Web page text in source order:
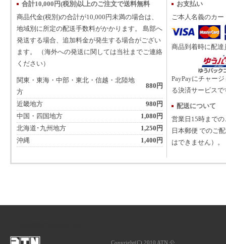
合計10,000円(税別)以上のご注文で送料無料
商品代金(税別)の合計が10,000円未満の場合は、
地域別に所定の配送手数料がかかります。 島部へ
発送する場合、追加料金が発生する場合がござい
ます。 （海外への発送に関しては当社までご連絡
ください）
関東・東海・中部・東北・信越・北陸地
方
880円
近畿地方
980円
中国・四国地方
1,080円
北海道･九州地方
1,250円
沖縄
1,400円
お支払い
ご本人名義のカ
商品到着時に配
PayPayにチャー
る決済サービスで
配送について
営業日15時まで
日本郵便 でのご
はできません）。
Copyright(C) 2010 ATN 公